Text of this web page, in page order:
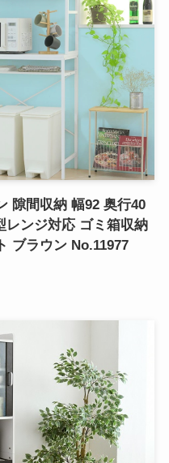
隙間収納 幅92 奥行40
レンジ対応 ゴミ箱収納
ブラウン No.11977